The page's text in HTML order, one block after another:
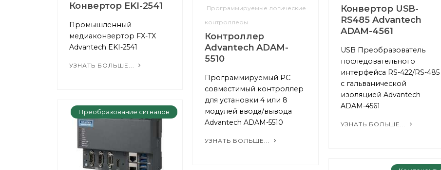
Конвертор EKI-2541
Промышленный
медиаконвертор FX-TX
Advantech EKI-2541
УЗНАТЬ БОЛЬШЕ...
Конвертор USB-
RS485 Advantech
ADAM-4561
USB Преобразователь
последовательного
интерфейса RS-422/RS-485
с гальванической
изоляцией Advantech
ADAM-4561
УЗНАТЬ БОЛЬШЕ...
Программируемые логические
контроллеры
Контроллер
Advantech ADAM-
5510
Программируемый PC
совместимый контроллер
для установки 4 или 8
модулей ввода/вывода
Advantech ADAM-5510
УЗНАТЬ БОЛЬШЕ...
Преобразование сигналов